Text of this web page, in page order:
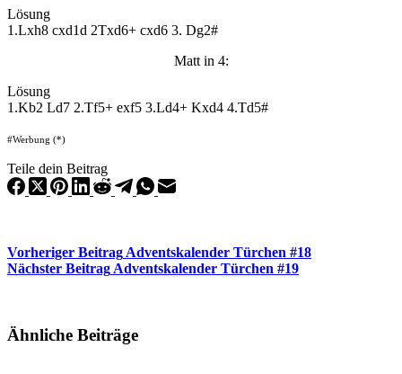
Lösung
1.Lxh8 cxd1d 2Txd6+ cxd6 3. Dg2#
Matt in 4:
Lösung
1.Kb2 Ld7 2.Tf5+ exf5 3.Ld4+ Kxd4 4.Td5#
#Werbung (*)
Teile dein Beitrag
Vorheriger Beitrag Adventskalender Türchen #18
Nächster Beitrag Adventskalender Türchen #19
Ähnliche Beiträge